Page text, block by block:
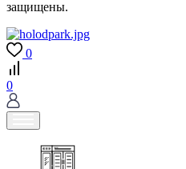
защищены.
0
0